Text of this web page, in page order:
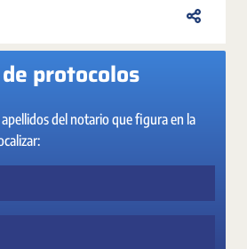
protocolos
del notario que figura en la